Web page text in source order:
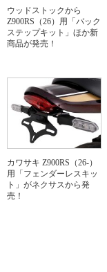
ウッドストックから
Z900RS（26）用「バック
ステップキット」ほか新
商品が発売！
カワサキ Z900RS（26-）
用「フェンダーレスキッ
ト」がネクサスから発
売！